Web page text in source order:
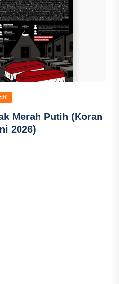
Merah Putih (Koran
2026)